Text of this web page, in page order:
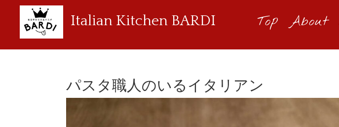
Italian Kitchen BARDI Top About
パスタ職人のいるイタリアン